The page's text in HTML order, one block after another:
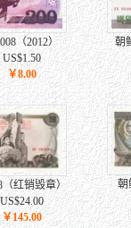
（2012）
￥8.00
朝
（红销毁章）
￥145.00
朝